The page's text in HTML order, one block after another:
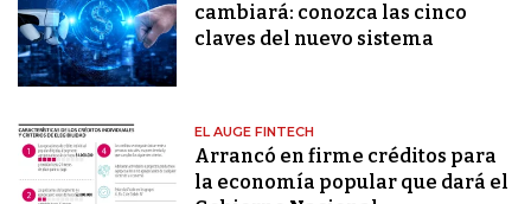
cambiará: conozca las cinco
claves del nuevo sistema
EL AUGE FINTECH
Arrancó en firme créditos para
la economía popular que dará el